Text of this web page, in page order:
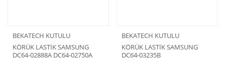
BEKATECH KUTULU
KÖRÜK LASTİK SAMSUNG
DC64-02888A DC64-02750A
BEKATECH KUTULU
KÖRÜK LASTİK SAMSUNG
DC64-03235B